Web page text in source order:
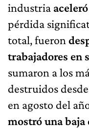
industria
pérdida
total, fueron
trabajadores en
sumaron a los
destruidos
en agosto del
mostró una baja